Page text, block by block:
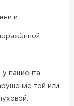
и
пациента
той или